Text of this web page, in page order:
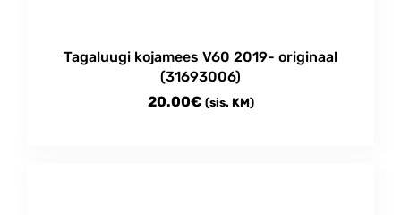
Tagaluugi kojamees V60 2019- originaal
(31693006)
20.00€ (sis. KM)